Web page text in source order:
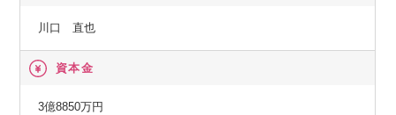
川口 直也
資本金
3億8850万円